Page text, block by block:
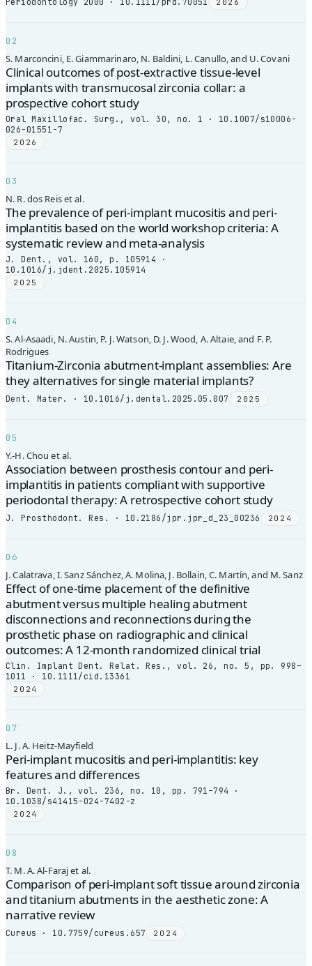
2026
02
S. Marconcini, E. Giammarinaro, N. Baldini, L. Canullo, and U. Covani
Clinical outcomes of post-extractive tissue-level
implants with transmucosal zirconia collar: a
prospective cohort study
Oral Maxillofac. Surg., vol. 30, no. 1 · 10.1007/s10006-
026-01551-7
2026
03
N. R. dos Reis et al.
The prevalence of peri-implant mucositis and peri-
implantitis based on the world workshop criteria: A
systematic review and meta-analysis
J. Dent., vol. 160, p. 105914 ·
10.1016/j.jdent.2025.105914
2025
04
S. Al-Asaadi, N. Austin, P. J. Watson, D. J. Wood, A. Altaie, and F. P.
Rodrigues
Titanium-Zirconia abutment-implant assemblies: Are
they alternatives for single material implants?
Dent. Mater. · 10.1016/j.dental.2025.05.007 2025
05
Y.-H. Chou et al.
Association between prosthesis contour and peri-
implantitis in patients compliant with supportive
periodontal therapy: A retrospective cohort study
J. Prosthodont. Res. · 10.2186/jpr.jpr_d_23_00236 2024
06
J. Calatrava, I. Sanz Sánchez, A. Molina, J. Bollain, C. Martín, and M. Sanz
Effect of one-time placement of the definitive
abutment versus multiple healing abutment
disconnections and reconnections during the
prosthetic phase on radiographic and clinical
outcomes: A 12-month randomized clinical trial
Clin. Implant Dent. Relat. Res., vol. 26, no. 5, pp. 998–
1011 · 10.1111/cid.13361
2024
07
L. J. A. Heitz-Mayfield
Peri-implant mucositis and peri-implantitis: key
features and differences
Br. Dent. J., vol. 236, no. 10, pp. 791–794 ·
10.1038/s41415-024-7402-z
2024
08
T. M. A. Al-Faraj et al.
Comparison of peri-implant soft tissue around zirconia
and titanium abutments in the aesthetic zone: A
narrative review
Cureus · 10.7759/cureus.657 2024